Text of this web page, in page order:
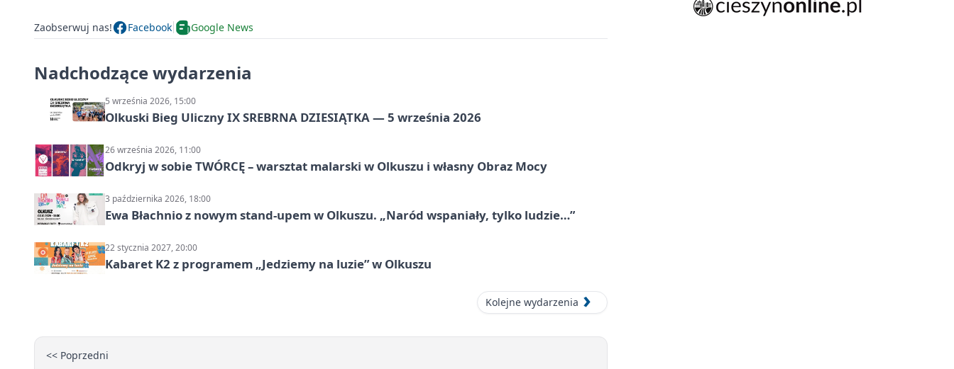
Zaobserwuj nas! Facebook Google News
Nadchodzące wydarzenia
5 września 2026, 15:00
Olkuski Bieg Uliczny IX SREBRNA DZIESIĄTKA — 5 września 2026
26 września 2026, 11:00
Odkryj w sobie TWÓRCĘ – warsztat malarski w Olkuszu i własny Obraz Mocy
3 października 2026, 18:00
Ewa Błachnio z nowym stand-upem w Olkuszu. „Naród wspaniały, tylko ludzie…”
22 stycznia 2027, 20:00
Kabaret K2 z programem „Jedziemy na luzie” w Olkuszu
Kolejne wydarzenia
<< Poprzedni